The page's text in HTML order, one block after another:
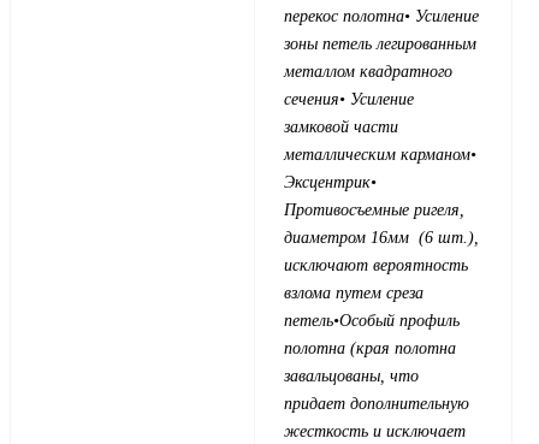
перекос полотна• Усиление
зоны петель легированным
металлом квадратного
сечения• Усиление
замковой части
металлическим карманом•
Эксцентрик•
Противосъемные ригеля,
диаметром 16мм (6 шт.),
исключают вероятность
взлома путем среза
петель•Особый профиль
полотна (края полотна
завальцованы, что
придает дополнительную
жесткость и исключает